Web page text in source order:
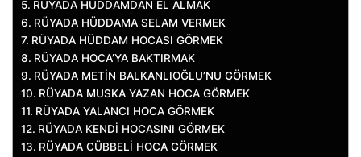
RÜYADA HÜDDAMDAN EL ALMAK
RÜYADA HÜDDAMA SELAM VERMEK
RÜYADA HÜDDAM HOCASI GÖRMEK
RÜYADA HOCA’YA BAKTIRMAK
RÜYADA METİN BALKANLIOĞLU’NU GÖRMEK
RÜYADA MUSKA YAZAN HOCA GÖRMEK
RÜYADA YALANCI HOCA GÖRMEK
RÜYADA KENDİ HOCASINI GÖRMEK
RÜYADA CÜBBELİ HOCA GÖRMEK